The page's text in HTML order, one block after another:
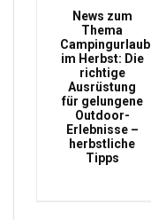
News zum
Thema
Campingurlaub
im Herbst: Die
richtige
Ausrüstung
für gelungene
Outdoor-
Erlebnisse –
herbstliche
Tipps